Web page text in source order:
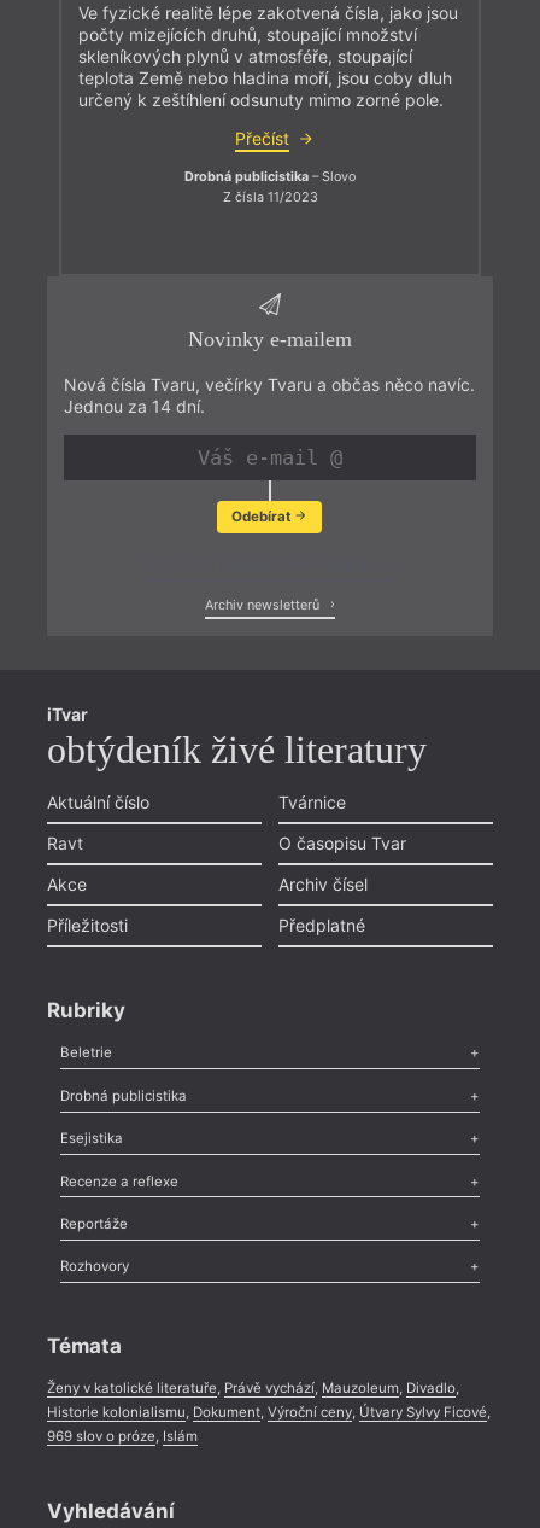
Ve fyzické realitě lépe zakotvená čísla, jako jsou
počty mizejících druhů, stoupající množství
skleníkových plynů v atmosféře, stoupající
teplota Země nebo hladina moří, jsou coby dluh
určený k zeštíhlení odsunuty mimo zorné pole.
Přečíst
Drobná publicistika – Slovo
Z čísla 11/2023
Novinky e-mailem
Nová čísla Tvaru, večírky Tvaru a občas něco navíc.
Jednou za 14 dní.
Odebírat
Archiv newsletterů
iTvar
obtýdeník živé literatury
Aktuální číslo
Ravt
Akce
Příležitosti
Tvárnice
O časopisu Tvar
Archiv čísel
Předplatné
Rubriky
Beletrie
Poezie,Próza,Dokumenty
Drobná publicistika
Odlesk
Nekrolog,Glosa,Sloupek,Pozvánka,Literární soutěž,
Esejistika
Esej , Pádlo,Úvaha
Recenze a reflexe
Recenze
Méně slov o próze,Celá rubrika
Reportáže
Literární zítřky
Celá rubrika
Rozhovory
Témata
Ženy v katolické literatuře, Právě vychází, Mauzoleum, Divadlo,
Historie kolonialismu, Dokument, Výroční ceny, Útvary Sylvy Ficové,
969 slov o próze, Islám
Vyhledávání